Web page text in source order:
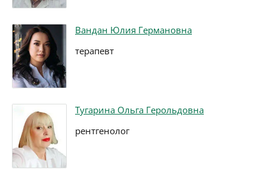
Вандан Юлия Германовна
терапевт
Тугарина Ольга Герольдовна
рентгенолог